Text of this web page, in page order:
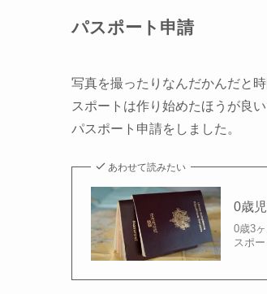
パスポート申請
写真を撮ったりなんだかんだと
スポートは作り始めたほうが良
パスポート申請をしました。
あわせて読みたい
0歳
0歳3
スポ